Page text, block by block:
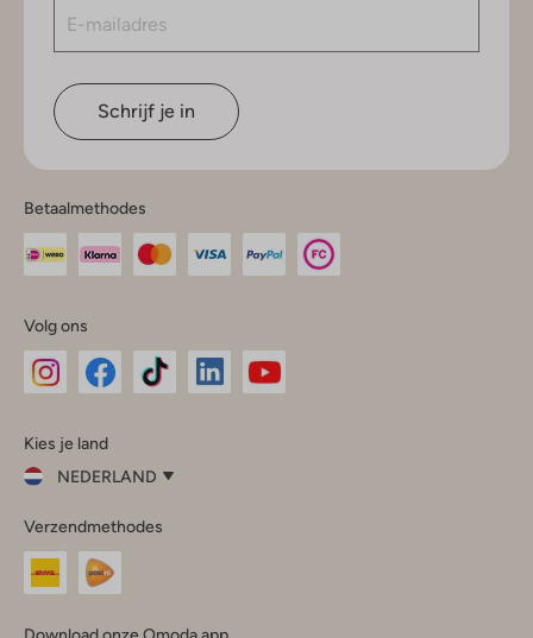
Schrijf je in
Betaalmethodes
Volg ons
InstagramFacebook
Kies je land
NEDERLAND
je
land
Nederland
Verzendmethodes